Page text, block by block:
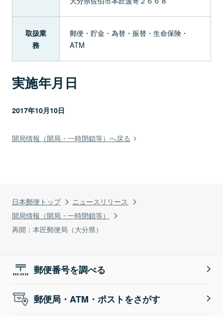
日本郵便トップ
ニュースリリース
開局情報（開局・一時閉鎖等）
再開：本匠郵便局（大分県）
取扱業
務
郵便・貯金・為替・振替・生命保険・
ATM
実施年月日
2017年10月10日
開局情報（開局・一時閉鎖等）へ戻る
郵便番号を調べる
郵便局・ATM・ポストをさがす